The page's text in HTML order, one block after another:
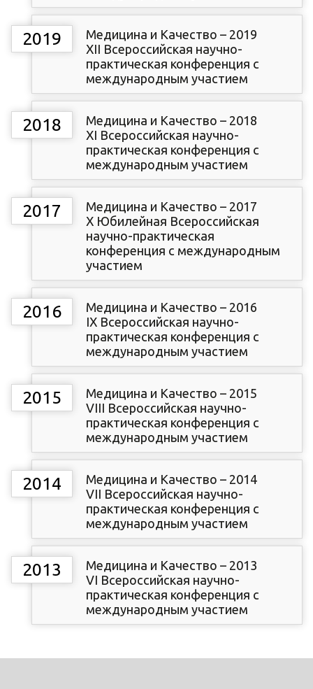
2019
Медицина и Качество – 2019
XII Всероссийская научно-
практическая конференция с
международным участием
2018
Медицина и Качество – 2018
XI Всероссийская научно-
практическая конференция с
международным участием
2017
Медицина и Качество – 2017
X Юбилейная Всероссийская
научно-практическая
конференция с международным
участием
2016
Медицина и Качество – 2016
IX Всероссийская научно-
практическая конференция с
международным участием
2015
Медицина и Качество – 2015
VIII Всероссийская научно-
практическая конференция с
международным участием
2014
Медицина и Качество – 2014
VII Всероссийская научно-
практическая конференция с
международным участием
2013
Медицина и Качество – 2013
VI Всероссийская научно-
практическая конференция с
международным участием